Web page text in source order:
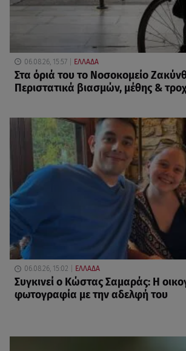
06.08.26, 15:57 ΕΛΛΑΔΑ
Στα όριά του το Νοσοκομείο
Περιστατικά βιασμών, μέθης &
06.08.26, 15:02 ΕΛΛΑΔΑ
Συγκινεί ο Κώστας Σαμαράς: Η
φωτογραφία με την αδελφή του